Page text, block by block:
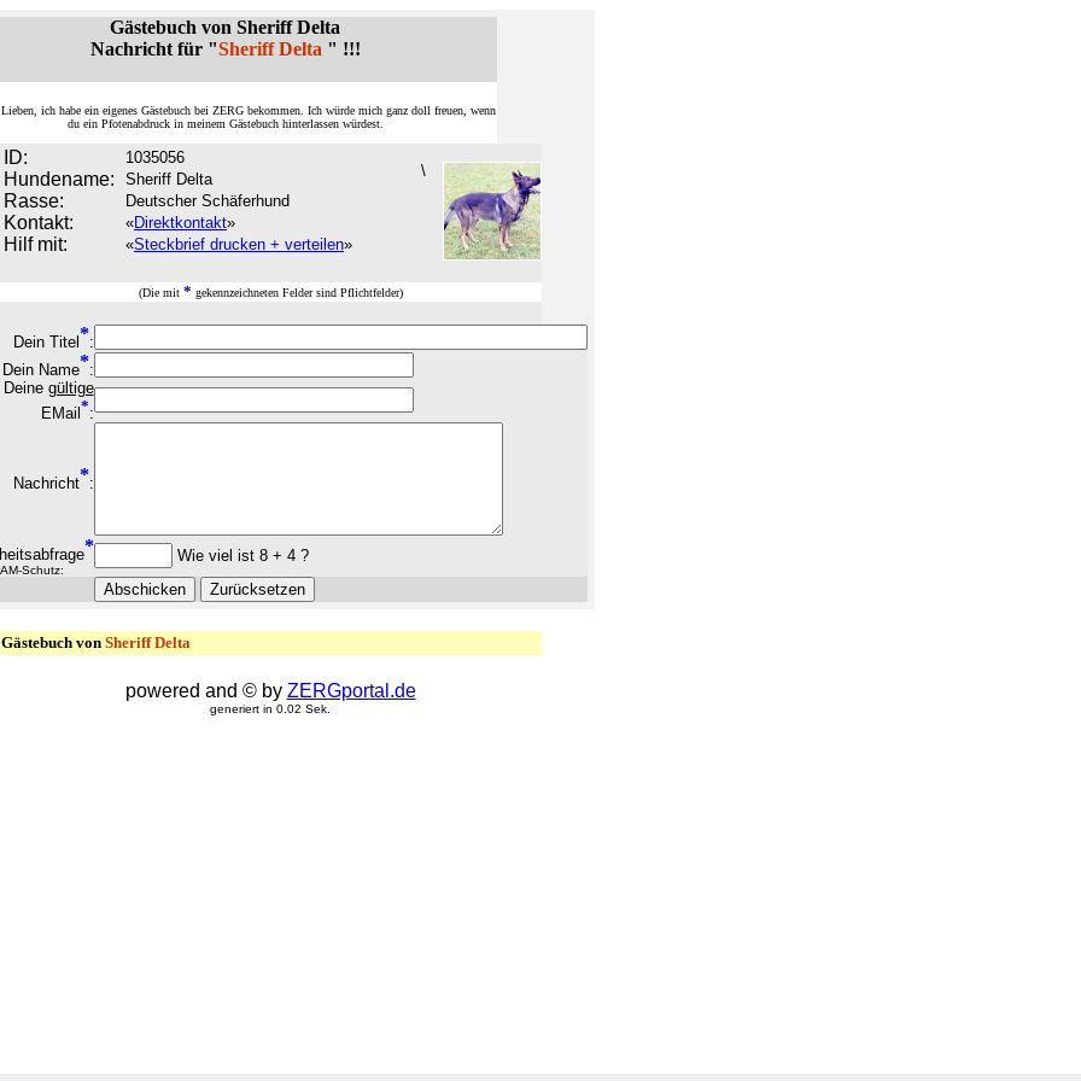
Gästebuch von Sheriff Delta
Nachricht für "Sheriff Delta " !!!
ich habe ein eigenes Gästebuch bei ZERG bekommen. Ich würde mich ganz doll freuen, wenn
du ein Pfotenabdruck in meinem Gästebuch hinterlassen würdest.
ID: 1035056
Hundename: Sheriff Delta
Rasse: Deutscher Schäferhund
Kontakt: «Direktkontakt»
Hilf mit: «Steckbrief drucken + verteilen»
\
(Die mit * gekennzeichneten Felder sind Pflichtfelder)
Dein Titel *:
Dein Name*:
Deine gültige
EMail *:
Nachricht*:
*
Schutz:
Wie viel ist 8 + 4 ?
Gästebuch von Sheriff Delta
powered and © by ZERGportal.de
generiert in 0.02 Sek.